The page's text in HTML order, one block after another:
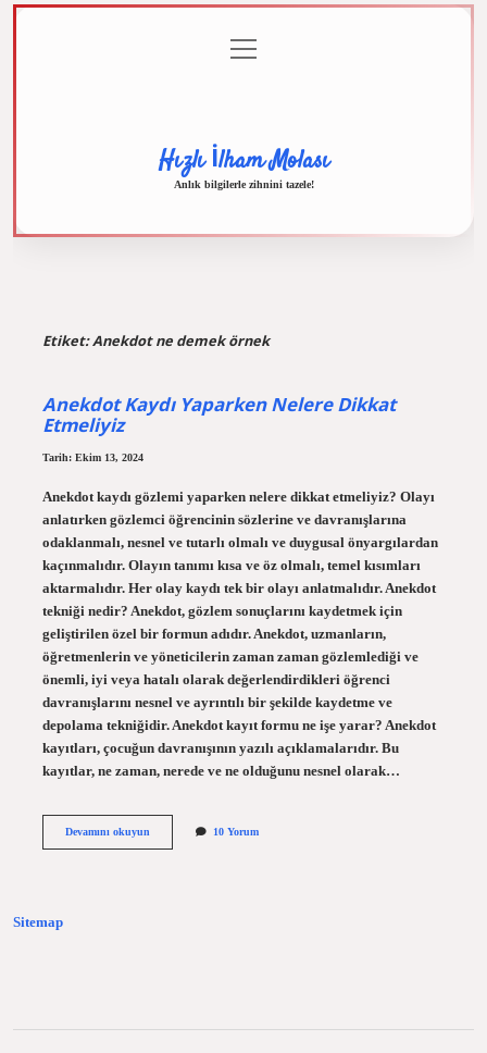
menüyü
aç
Hızlı İlham Molası
Anlık bilgilerle zihnini tazele!
Etiket:Anekdot ne demek örnek
Anekdot Kaydı Yaparken Nelere Dikkat
Etmeliyiz
Tarih: Ekim 13, 2024
Anekdot kaydı gözlemi yaparken nelere dikkat etmeliyiz? Olayı
anlatırken gözlemci öğrencinin sözlerine ve davranışlarına
odaklanmalı, nesnel ve tutarlı olmalı ve duygusal önyargılardan
kaçınmalıdır. Olayın tanımı kısa ve öz olmalı, temel kısımları
aktarmalıdır. Her olay kaydı tek bir olayı anlatmalıdır. Anekdot
tekniği nedir? Anekdot, gözlem sonuçlarını kaydetmek için
geliştirilen özel bir formun adıdır. Anekdot, uzmanların,
öğretmenlerin ve yöneticilerin zaman zaman gözlemlediği ve
önemli, iyi veya hatalı olarak değerlendirdikleri öğrenci
davranışlarını nesnel ve ayrıntılı bir şekilde kaydetme ve
depolama tekniğidir. Anekdot kayıt formu ne işe yarar? Anekdot
kayıtları, çocuğun davranışının yazılı açıklamalarıdır. Bu
kayıtlar, ne zaman, nerede ve ne olduğunu nesnel olarak…
Devamını okuyunAnekdot
10 Yorum
Sitemap